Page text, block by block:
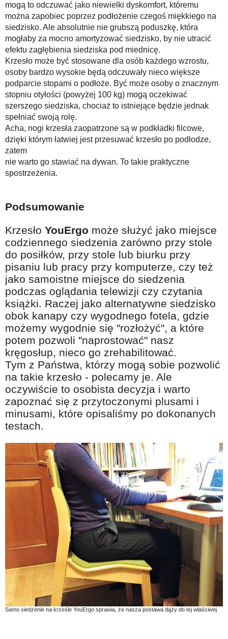
mogą to odczuwać jako niewielki dyskomfort, któremu
można zapobiec poprzez podłożenie czegoś miękkiego na
siedzisko. Ale absolutnie nie grubszą poduszkę, która
mogłaby za mocno amortyzować siedzisko, by nie utracić
efektu zagłębienia siedziska pod miednicę.
Krzesło może być stosowane dla osób każdego wzrostu,
osoby bardzo wysokie będą odczuwały nieco większe
podparcie stopami o podłoże. Być może osoby o znacznym
stopniu otyłości (powyżej 100 kg) mogą oczekiwać
szerszego siedziska, chociaż to istniejące będzie jednak
spełniać swoją rolę.
Acha, nogi krzesła zaopatrzone są w podkładki filcowe,
dzięki którym łatwiej jest przesuwać krzesło po podłodze,
zatem
nie warto go stawiać na dywan. To takie praktyczne
spostrzeżenia.
Podsumowanie
Krzesło YouErgo może służyć jako miejsce
codziennego siedzenia zarówno przy stole
do posiłków, przy stole lub biurku przy
pisaniu lub pracy przy komputerze, czy też
jako samoistne miejsce do siedzenia
podczas oglądania telewizji czy czytania
książki. Raczej jako alternatywne siedzisko
obok kanapy czy wygodnego fotela, gdzie
możemy wygodnie się "rozłożyć", a które
potem pozwoli "naprostować" nasz
kręgosłup, nieco go zrehabilitować.
Tym z Państwa, którzy mogą sobie pozwolić
na takie krzesło - polecamy je. Ale
oczywiście to osobista decyzja i warto
zapoznać się z przytoczonymi plusami i
minusami, które opisaliśmy po dokonanych
testach.
Samo siedzenie na krześle YouErgo sprawia, że nasza postawa dąży do tej właściwej